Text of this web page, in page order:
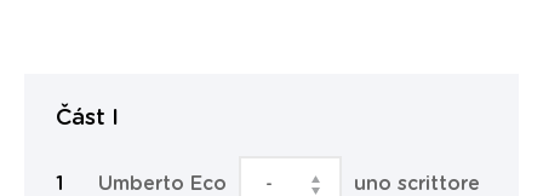
Část I
Umberto Eco uno scrittore